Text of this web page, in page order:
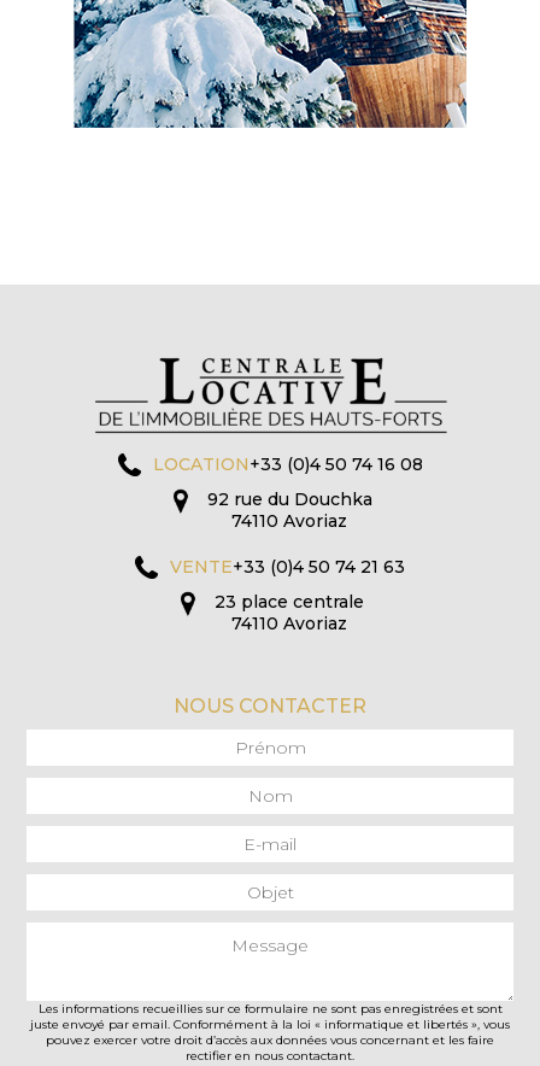
LOCATION+33 (0)4 50 74 16 08
92 rue du Douchka
74110 Avoriaz
VENTE+33 (0)4 50 74 21 63
23 place centrale
74110 Avoriaz
NOUS CONTACTER
Les informations recueillies sur ce formulaire ne sont pas enregistrées et sont
juste envoyé par email. Conformément à la loi « informatique et libertés », vous
pouvez exercer votre droit d’accès aux données vous concernant et les faire
rectifier en nous contactant.